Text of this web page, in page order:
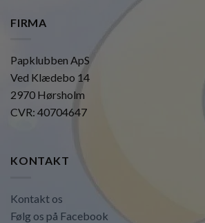
FIRMA
Papklubben ApS
Ved Klædebo 14
2970 Hørsholm
CVR: 40704647
KONTAKT
Kontakt os
Følg os på Facebook